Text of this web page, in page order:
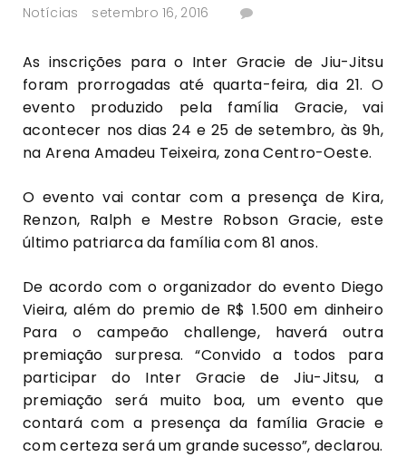
Notícias setembro 16, 2016
As inscrições para o Inter Gracie de Jiu-Jitsu
foram prorrogadas até quarta-feira, dia 21. O
evento produzido pela família Gracie, vai
acontecer nos dias 24 e 25 de setembro, às 9h,
na Arena Amadeu Teixeira, zona Centro-Oeste.
O evento vai contar com a presença de Kira,
Renzon, Ralph e Mestre Robson Gracie, este
último patriarca da família com 81 anos.
De acordo com o organizador do evento Diego
Vieira, além do premio de R$ 1.500 em dinheiro
Para o campeão challenge, haverá outra
premiação surpresa. “Convido a todos para
participar do Inter Gracie de Jiu-Jitsu, a
premiação será muito boa, um evento que
contará com a presença da família Gracie e
com certeza será um grande sucesso”, declarou.